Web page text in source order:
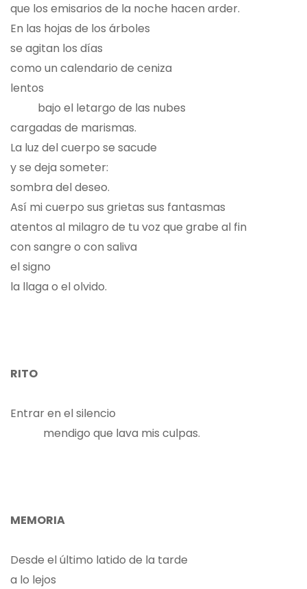
que los emisarios de la noche hacen arder.
En las hojas de los árboles
se agitan los días
como un calendario de ceniza
lentos
bajo el letargo de las nubes
cargadas de marismas.
La luz del cuerpo se sacude
y se deja someter:
sombra del deseo.
Así mi cuerpo sus grietas sus fantasmas
atentos al milagro de tu voz que grabe al fin
con sangre o con saliva
el signo
la llaga o el olvido.
RITO
Entrar en el silencio
mendigo que lava mis culpas.
MEMORIA
Desde el último latido de la tarde
a lo lejos